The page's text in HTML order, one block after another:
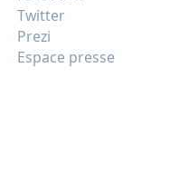
Twitter
Prezi
Espace presse